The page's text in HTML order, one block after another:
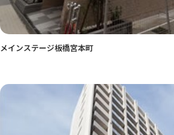
メインステージ板橋宮本町